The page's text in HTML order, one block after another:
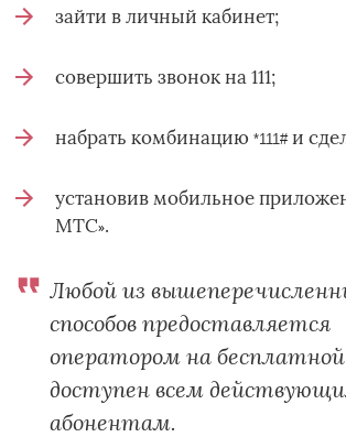
зайти в личный кабинет;
совершить звонок на 111;
набрать комбинацию *111#и
установив мобильное
МТС».
Любой из
способов предоставляется
оператором на бесплатной
доступен всем
абонентам.